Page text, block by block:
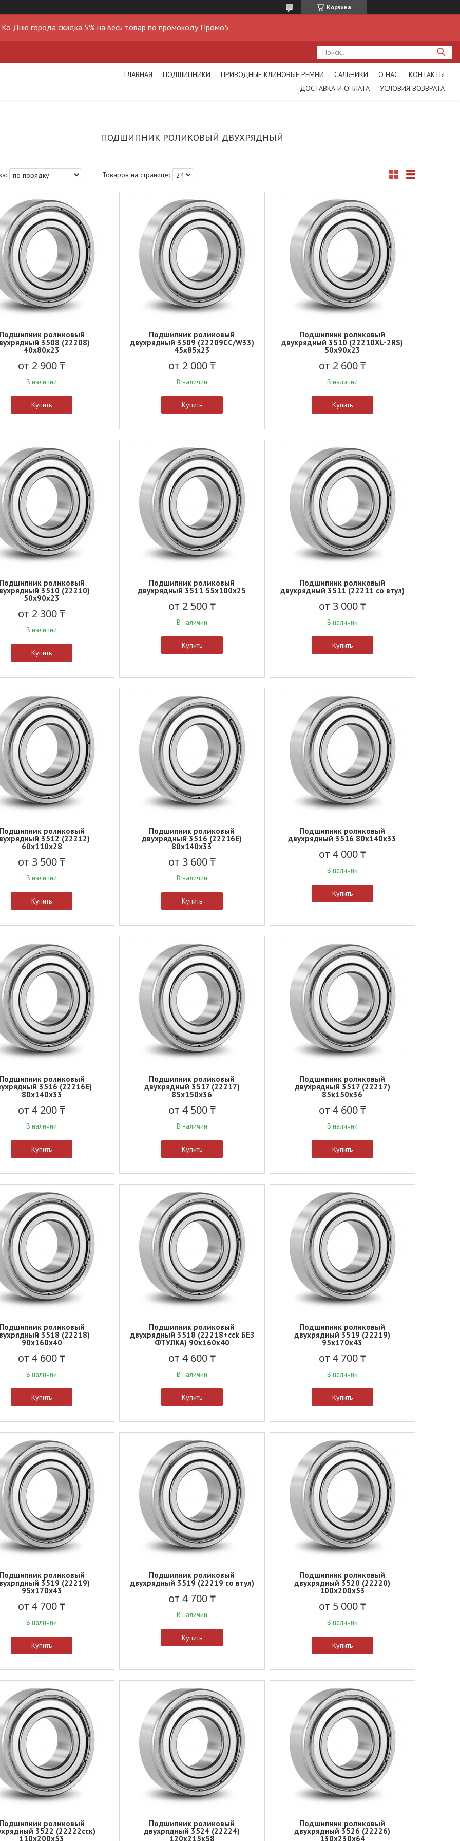
Корзина
Ко Дню города скидка 5% на весь товар по промокоду Промо5
ГЛАВНАЯ ПОДШИПНИКИ ПРИВОДНЫЕ КЛИНОВЫЕ РЕМНИ САЛЬНИКИ О НАС
КОНТАКТЫ
ДОСТАВКА И ОПЛАТА
УСЛОВИЯ ВОЗВРАТА
ПОДШИПНИК РОЛИКОВЫЙ ДВУХРЯДНЫЙ
роликовый
3508 (22208)
40x80x23
от 2 900 ₸
В наличии
Купить
Подшипник роликовый
двухрядный 3509 (22209CC/W33)
45x85x23
от 2 000 ₸
В наличии
Купить
Подшипник роликовый
двухрядный 3510 (22210XL-2RS)
50x90x23
от 2 600 ₸
В наличии
Купить
роликовый
3510 (22210)
50x90x23
от 2 300 ₸
В наличии
Купить
Подшипник роликовый
двухрядный 3511 55x100x25
от 2 500 ₸
В наличии
Купить
Подшипник роликовый
двухрядный 3511 (22211 со втул)
от 3 000 ₸
В наличии
Купить
роликовый
3512 (22212)
60x110x28
от 3 500 ₸
В наличии
Купить
Подшипник роликовый
двухрядный 3516 (22216E)
80x140x33
от 3 600 ₸
В наличии
Купить
Подшипник роликовый
двухрядный 3516 80x140x33
от 4 000 ₸
В наличии
Купить
роликовый
3516 (22216E)
80x140x33
от 4 200 ₸
В наличии
Купить
Подшипник роликовый
двухрядный 3517 (22217)
85x150x36
от 4 500 ₸
В наличии
Купить
Подшипник роликовый
двухрядный 3517 (22217)
85x150x36
от 4 600 ₸
В наличии
Купить
роликовый
3518 (22218)
90x160x40
от 4 600 ₸
В наличии
Купить
Подшипник роликовый
двухрядный 3518 (22218+cck БЕЗ
ФТУЛКА) 90x160x40
от 4 600 ₸
В наличии
Купить
Подшипник роликовый
двухрядный 3519 (22219)
95x170x43
от 4 700 ₸
В наличии
Купить
роликовый
3519 (22219)
95x170x43
от 4 700 ₸
В наличии
Купить
Подшипник роликовый
двухрядный 3519 (22219 со втул)
от 4 700 ₸
В наличии
Купить
Подшипник роликовый
двухрядный 3520 (22220)
100x200x53
от 5 000 ₸
В наличии
Купить
роликовый
3522 (22222сск)
110x200x53
Подшипник роликовый
двухрядный 3524 (22224)
120x215x58
Подшипник роликовый
двухрядный 3526 (22226)
130x230x64